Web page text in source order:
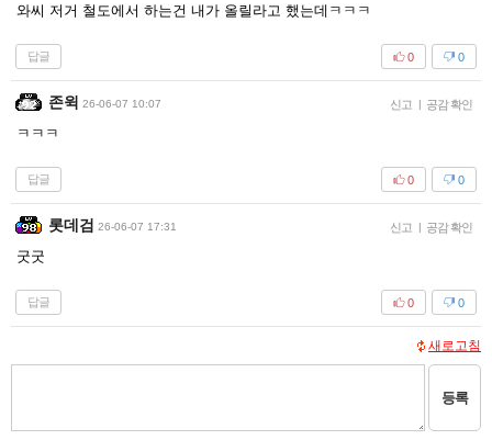
와씨 저거 철도에서 하는건 내가 올릴라고 했는데ㅋㅋㅋ
답글 0
0
존윅 26-06-07 10:07 신고 | 공감 확인
ㅋㅋㅋ
답글 0
0
롯데검 26-06-07 17:31 신고 | 공감 확인
굿굿
답글 0
0
새로고침
등록